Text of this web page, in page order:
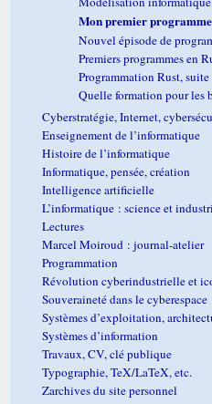
Mon premier
Nouvel épisode de
Premiers programmes en
Programmation Rust, suite
Quelle formation pour les
Cyberstratégie, Internet,
Enseignement de l’informatique
Histoire de l’informatique
Informatique, pensée, création
Intelligence artificielle
L’informatique : science et
Lectures
Marcel Moiroud : journal-atelier
Programmation
Révolution cyberindustrielle et
Souveraineté dans le cyberespace
Systèmes d’exploitation,
Systèmes d’information
Travaux, CV, clé publique
Typographie, TeX/LaTeX, etc.
Zarchives du site personnel